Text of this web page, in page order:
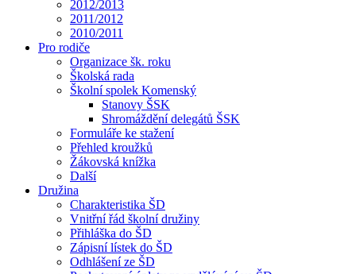
2012/2013
2011/2012
2010/2011
Pro rodiče
Organizace šk. roku
Školská rada
Školní spolek Komenský
Stanovy ŠSK
Shromáždění delegátů ŠSK
Formuláře ke stažení
Přehled kroužků
Žákovská knížka
Další
Družina
Charakteristika ŠD
Vnitřní řád školní družiny
Přihláška do ŠD
Zápisní lístek do ŠD
Odhlášení ze ŠD